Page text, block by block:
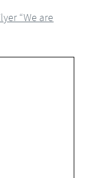
“We are